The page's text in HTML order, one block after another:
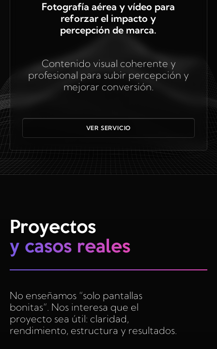
Fotografía aérea y vídeo para
reforzar el impacto y
percepción de marca.
Contenido visual coherente y
profesional para subir percepción y
mejorar conversión.
VER SERVICIO
Proyectos
y casos reales
No enseñamos “solo pantallas
bonitas”. Nos interesa que el
proyecto sea útil: claridad,
rendimiento, estructura y resultados.